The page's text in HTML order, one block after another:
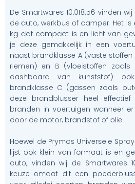
De Smartwares 10.018.56 vinden
de auto, werkbus of camper. Het is
kg dat compact is en licht van
je deze gemakkelijk in een
naast brandklasse A (vaste
riemen) en B (vloeistoffen zoals
dashboard van kunststof)
brandklasse C (gassen zoals
deze brandblusser heel
branden in voertuigen wanneer
door de motor, brandstof of olie.
Hoewel de Prymos Universele
lijst ook klein van formaat is en
auto, vinden wij de Smartwares
keuze omdat dit een